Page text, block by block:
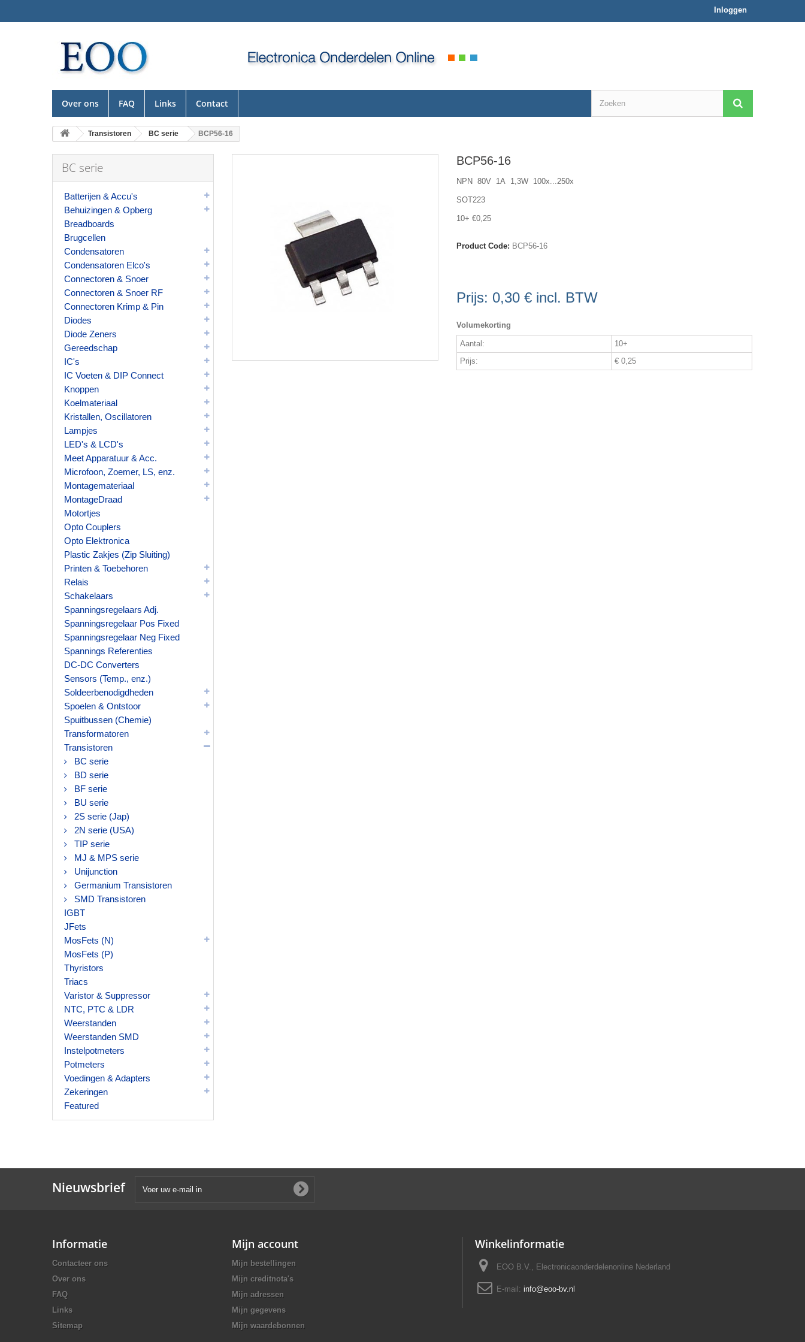
Inloggen
Over ons FAQ Links Contact
Transistoren BC serie BCP56-16
BC serie
Batterijen & Accu's
Behuizingen & Opberg
Breadboards
Brugcellen
Condensatoren
Condensatoren Elco's
Connectoren & Snoer
Connectoren & Snoer RF
Connectoren Krimp & Pin
Diodes
Diode Zeners
Gereedschap
IC's
IC Voeten & DIP Connect
Knoppen
Koelmateriaal
Kristallen, Oscillatoren
Lampjes
LED's & LCD's
Meet Apparatuur & Acc.
Microfoon, Zoemer, LS, enz.
Montagemateriaal
MontageDraad
Motortjes
Opto Couplers
Opto Elektronica
Plastic Zakjes (Zip Sluiting)
Printen & Toebehoren
Relais
Schakelaars
Spanningsregelaars Adj.
Spanningsregelaar Pos Fixed
Spanningsregelaar Neg Fixed
Spannings Referenties
DC-DC Converters
Sensors (Temp., enz.)
Soldeerbenodigdheden
Spoelen & Ontstoor
Spuitbussen (Chemie)
Transformatoren
Transistoren
BC serie
BD serie
BF serie
BU serie
2S serie (Jap)
2N serie (USA)
TIP serie
MJ & MPS serie
Unijunction
Germanium Transistoren
SMD Transistoren
IGBT
JFets
MosFets (N)
MosFets (P)
Thyristors
Triacs
Varistor & Suppressor
NTC, PTC & LDR
Weerstanden
Weerstanden SMD
Instelpotmeters
Potmeters
Voedingen & Adapters
Zekeringen
Featured
BCP56-16
NPN 80V 1A 1,3W 100x...250x
SOT223
10+ €0,25
Product Code: BCP56-16
Prijs: 0,30 € incl. BTW
Volumekorting
Aantal:
10+
Prijs:
€ 0,25
Nieuwsbrief
Informatie
Contacteer ons
Over ons
FAQ
Links
Sitemap
Mijn account
Mijn bestellingen
Mijn creditnota's
Mijn adressen
Mijn gegevens
Mijn waardebonnen
Winkelinformatie
EOO B.V., Electronicaonderdelenonline Nederland
E-mail: info@eoo-bv.nl